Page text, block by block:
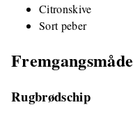
Citronskive
Sort peber
Fremgangsmåde
Rugbrødschip